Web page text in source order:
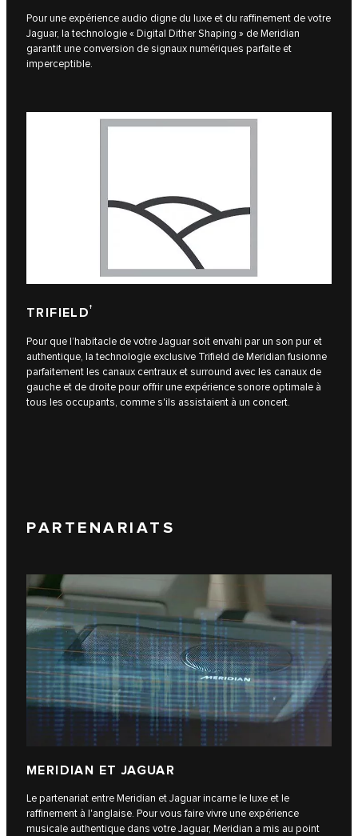
Pour une expérience audio digne du luxe et du raffinement de votre
Jaguar, la technologie « Digital Dither Shaping » de Meridian
garantit une conversion de signaux numériques parfaite et
imperceptible.
TRIFIELD†
Pour que l’habitacle de votre Jaguar soit envahi par un son pur et
authentique, la technologie exclusive Trifield de Meridian fusionne
parfaitement les canaux centraux et surround avec les canaux de
gauche et de droite pour offrir une expérience sonore optimale à
tous les occupants, comme s'ils assistaient à un concert.
PARTENARIATS
MERIDIAN ET JAGUAR
Le partenariat entre Meridian et Jaguar incarne le luxe et le
raffinement à l'anglaise. Pour vous faire vivre une expérience
musicale authentique dans votre Jaguar, Meridian a mis au point